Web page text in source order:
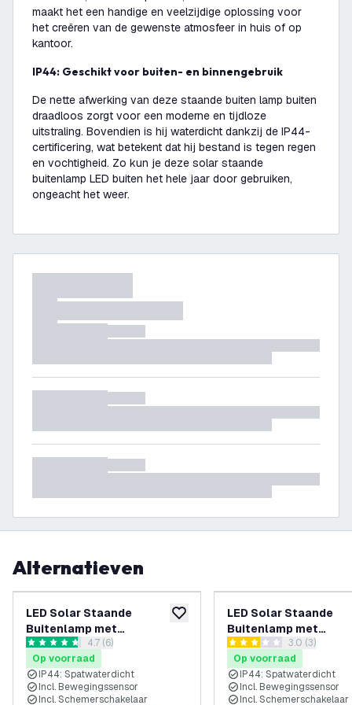
maakt het een handige en veelzijdige oplossing voor
het creëren van de gewenste atmosfeer in huis of op
kantoor.
IP44: Geschikt voor buiten- en binnengebruik
De nette afwerking van deze staande buiten lamp buiten
draadloos zorgt voor een moderne en tijdloze
uitstraling. Bovendien is hij waterdicht dankzij de IP44-
certificering, wat betekent dat hij bestand is tegen regen
en vochtigheid. Zo kun je deze solar staande
buitenlamp LED buiten het hele jaar door gebruiken,
ongeacht het weer.
Alternatieven
toevoegen aan verlanglijst
LED Solar Staande
Buitenlamp met
Bewegingssensor - Zwart -
IP44
reviews drawer openen
4.7 score sterren4.7 (6)
Op voorraad
IP44: Spatwaterdicht
Incl. Bewegingssensor
Incl. Schemerschakelaar
LED Solar Staande
Buitenlamp met
Bewegingssensor -
IP44
reviews
3 score sterren3.0 (3)
Op voorraad
IP44: Spatwaterdicht
Incl. Bewegingssensor
Incl. Schemerschakelaar